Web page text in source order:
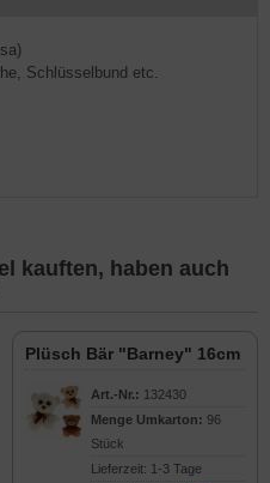
Schlüsselbund etc.
kauften, haben auch
19cm
Plüsch Bär "Barney" 16cm
Art.-Nr.: 132430
Menge Umkarton: 96
Stück
Lieferzeit: 1-3 Tage